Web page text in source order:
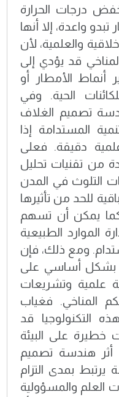
درجات الحرارة
واعدة، إلا أنها
والعلمية، لأن
قد يؤدي إلى
أنماط الأمطار أو
الحية. وفي
تصميم الغلاف
المستدامة إذا
دقيقة. فعلى
من تقنيات تحليل
التلوث في المدن
للحد من تأثيرها
كما يمكن أن تسهم
الموارد الطبيعية
ومع ذلك، فإن
بشكل أساسي على
علمية وتشريعات
المناخي. فغياب
التكنولوجيا قد
خطيرة على البيئة
أثر هندسة تصميم
يرتبط بمدى التزام
العلم والمسؤولية